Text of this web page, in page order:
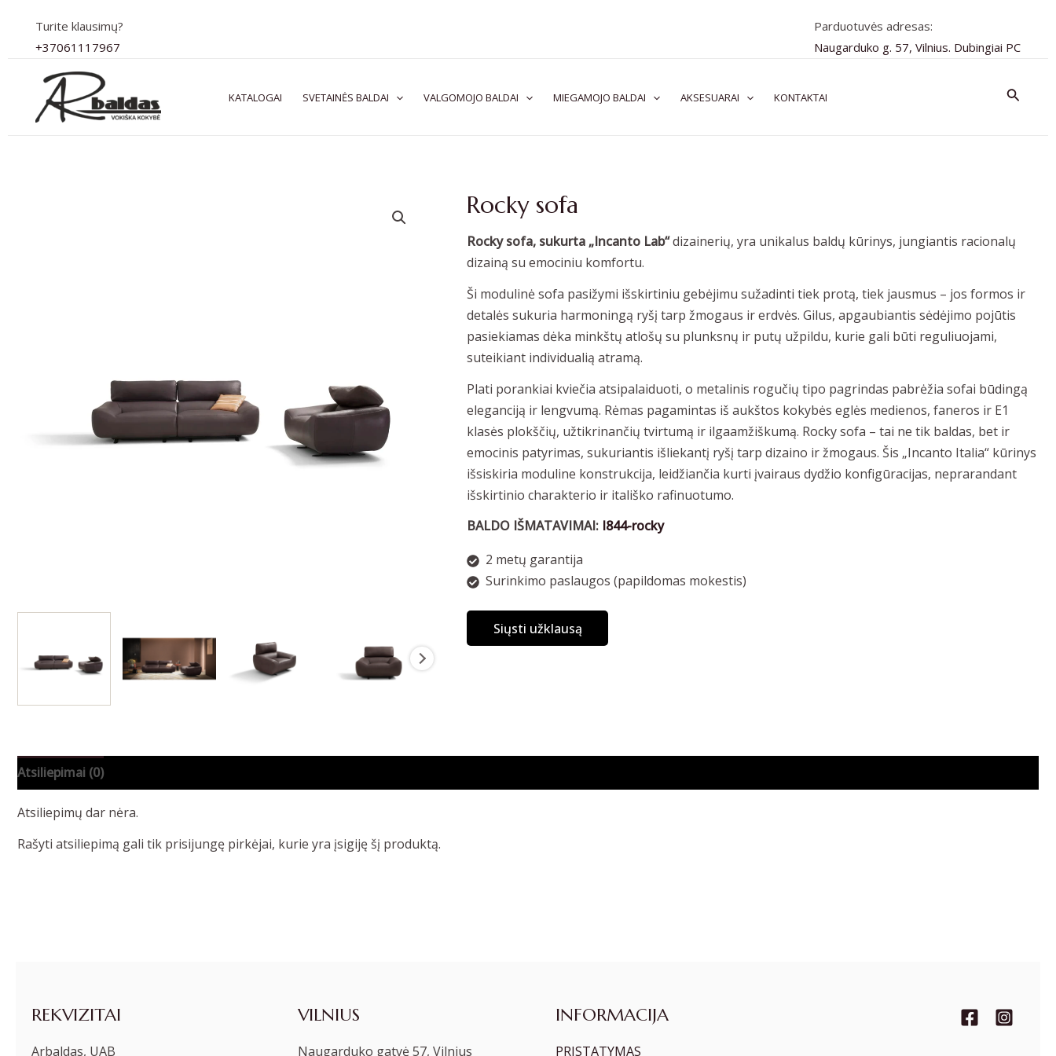
turinio
Turite klausimų?
+37061117967
Parduotuvės adresas:
Naugarduko g. 57, Vilnius. Dubingiai PC
KATALOGAI SVETAINĖS BALDAI VALGOMOJO BALDAI MIEGAMOJO BALDAI AKSESUARAI KONTAKTAI Paieška
Rocky sofa
Rocky sofa, sukurta „Incanto Lab“dizainerių, yra unikalus baldų kūrinys, jungiantis racionalų
dizainą su emociniu komfortu.
Ši modulinė sofa pasižymi išskirtiniu gebėjimu sužadinti tiek protą, tiek jausmus – jos formos ir
detalės sukuria harmoningą ryšį tarp žmogaus ir erdvės. Gilus, apgaubiantis sėdėjimo pojūtis
pasiekiamas dėka minkštų atlošų su plunksnų ir putų užpildu, kurie gali būti reguliuojami,
suteikiant individualią atramą.
Plati porankiai kviečia atsipalaiduoti, o metalinis rogučių tipo pagrindas pabrėžia sofai būdingą
eleganciją ir lengvumą. Rėmas pagamintas iš aukštos kokybės eglės medienos, faneros ir E1
klasės plokščių, užtikrinančių tvirtumą ir ilgaamžiškumą. Rocky sofa – tai ne tik baldas, bet ir
emocinis patyrimas, sukuriantis išliekantį ryšį tarp dizaino ir žmogaus. Šis „Incanto Italia“ kūrinys
išsiskiria moduline konstrukcija, leidžiančia kurti įvairaus dydžio konfigūracijas, neprarandant
išskirtinio charakterio ir itališko rafinuotumo.
BALDO IŠMATAVIMAI: I844-rocky
2 metų garantija
Surinkimo paslaugos (papildomas mokestis)
Siųsti užklausą
Atsiliepimai (0)
Atsiliepimų dar nėra.
Rašyti atsiliepimą gali tik prisijungę pirkėjai, kurie yra įsigiję šį produktą.
REKVIZITAI
Arbaldas, UAB
VILNIUS
Naugarduko gatvė 57, Vilnius
INFORMACIJA
PRISTATYMAS